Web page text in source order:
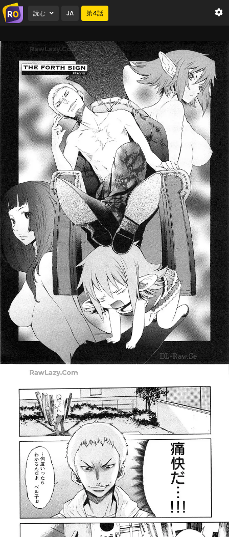
読む JA 第4話